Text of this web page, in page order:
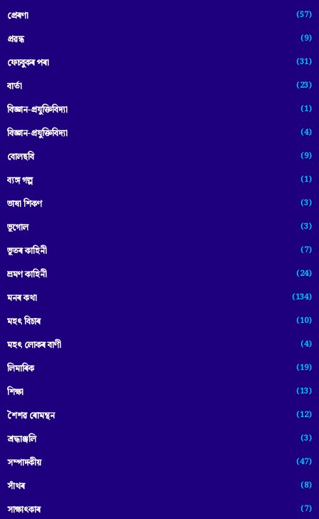
প্ৰেৰণা (57)
প্ৰৱন্ধ (9)
ফেচবুকৰ পৰা (31)
বাৰ্তা (23)
বিজ্ঞান-প্রযুক্তিবিদ্যা (1)
বিজ্ঞান-প্ৰযুক্তিবিদ্যা (4)
বোলছবি (9)
ব্যঙ্গ গল্প (1)
ভাষা শিকণ (3)
ভূগোল (3)
ভূতৰ কাহিনী (7)
ভ্ৰমণ কাহিনী (24)
মনৰ কথা (134)
মহৎ বিচাৰ (10)
মহৎ লোকৰ বাণী (4)
লিমাৰিক (19)
শিক্ষা (13)
শৈশৱ ৰোমন্থন (12)
শ্ৰদ্ধাঞ্জলি (3)
সম্পাদকীয় (47)
সাঁথৰ (8)
সাক্ষাৎকাৰ (7)